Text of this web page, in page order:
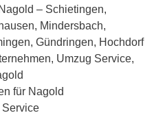
– Schietingen,
Mindersbach,
Gündringen, Hochdorf
Umzug Service,
für Nagold
Service